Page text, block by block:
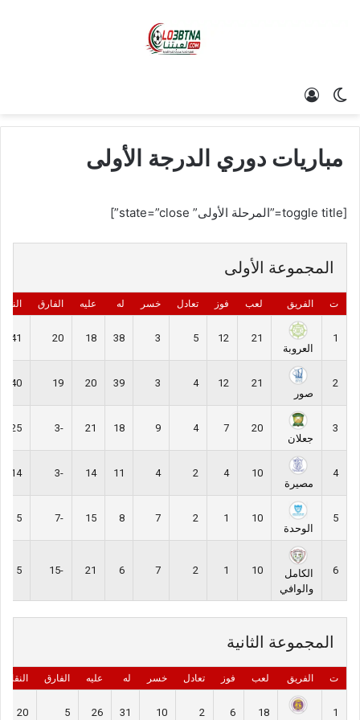
الوضع المظلم
مباريات دوري الدرجة الأولى
[toggle title=”المرحلة الأولى” state=”close”]
المجموعة الأولى
ت الفريق لعب فوز تعادل خسر له عليه الفارق
1
العروبة
21
12
5
3
38
18
20
41
2
صور
21
12
4
3
39
20
19
40
3
جعلان
20
7
4
9
18
21
-3
25
4
مصيرة
10
4
2
4
11
14
-3
14
5
الوحدة
10
1
2
7
8
15
-7
5
6
الكامل
والوافي
10
1
2
7
6
21
-15
5
المجموعة الثانية
ت الفريق لعب فوز تعادل خسر له عليه الفارق النقاط
1
18
6
2
10
31
26
5
20